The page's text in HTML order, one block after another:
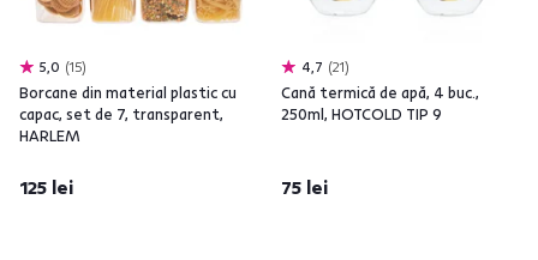
5,0 15
Borcane din material plastic cu
capac, set de 7, transparent,
HARLEM
125 lei
4,7 21
Cană termică de apă, 4 buc.,
250ml, HOTCOLD TIP 9
75 lei